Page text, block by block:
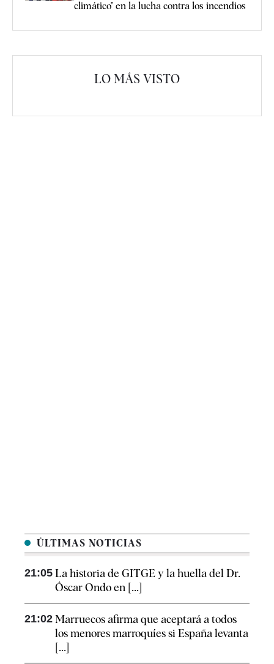
climático" en la lucha contra los incendios
LO MÁS VISTO
ÚLTIMAS NOTICIAS
21:05 La historia de GITGE y la huella del Dr.
Óscar Ondo en [...]
21:02 Marruecos afirma que aceptará a todos
los menores marroquíes si España levanta
[...]